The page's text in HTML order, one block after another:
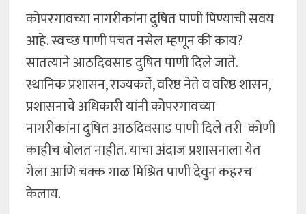
कोपरगावच्या नागरीकांना दुषित पाणी पिण्याची सवय
आहे. स्वच्छ पाणी पचत नसेल म्हणून की काय?
सातत्याने आठदिवसाड दुषित पाणी दिले जाते.
स्थानिक प्रशासन, राज्यकर्ते, वरिष्ठ नेते व वरिष्ठ शासन,
प्रशासनाचे अधिकारी यांनी कोपरगावच्या
नागरीकांना दुषित आठदिवसाड पाणी दिले तरी कोणी
काहीच बोलत नाहीत. याचा अंदाज प्रशासनाला येत
गेला आणि चक्क गाळ मिश्रित पाणी देवुन कहरच
केलाय.